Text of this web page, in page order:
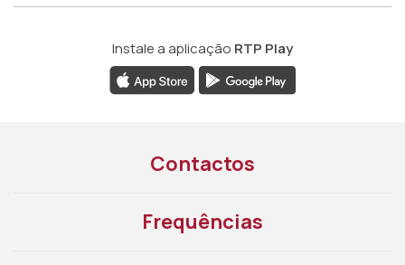
Instale a aplicação RTP Play
Contactos
Frequências